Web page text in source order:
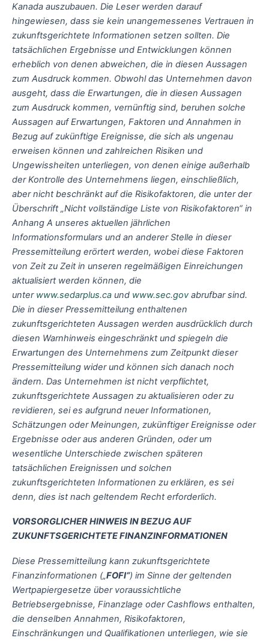
Kanada auszubauen. Die Leser werden darauf
hingewiesen, dass sie kein unangemessenes Vertrauen in
zukunftsgerichtete Informationen setzen sollten. Die
tatsächlichen Ergebnisse und Entwicklungen können
erheblich von denen abweichen, die in diesen Aussagen
zum Ausdruck kommen. Obwohl das Unternehmen davon
ausgeht, dass die Erwartungen, die in diesen Aussagen
zum Ausdruck kommen, vernünftig sind, beruhen solche
Aussagen auf Erwartungen, Faktoren und Annahmen in
Bezug auf zukünftige Ereignisse, die sich als ungenau
erweisen können und zahlreichen Risiken und
Ungewissheiten unterliegen, von denen einige außerhalb
der Kontrolle des Unternehmens liegen, einschließlich,
aber nicht beschränkt auf die Risikofaktoren, die unter der
Überschrift „Nicht vollständige Liste von Risikofaktoren“ in
Anhang A unseres aktuellen jährlichen
Informationsformulars und an anderer Stelle in dieser
Pressemitteilung erörtert werden, wobei diese Faktoren
von Zeit zu Zeit in unseren regelmäßigen Einreichungen
aktualisiert werden können, die
unter www.sedarplus.ca und www.sec.gov abrufbar sind.
Die in dieser Pressemitteilung enthaltenen
zukunftsgerichteten Aussagen werden ausdrücklich durch
diesen Warnhinweis eingeschränkt und spiegeln die
Erwartungen des Unternehmens zum Zeitpunkt dieser
Pressemitteilung wider und können sich danach noch
ändern. Das Unternehmen ist nicht verpflichtet,
zukunftsgerichtete Aussagen zu aktualisieren oder zu
revidieren, sei es aufgrund neuer Informationen,
Schätzungen oder Meinungen, zukünftiger Ereignisse oder
Ergebnisse oder aus anderen Gründen, oder um
wesentliche Unterschiede zwischen späteren
tatsächlichen Ereignissen und solchen
zukunftsgerichteten Informationen zu erklären, es sei
denn, dies ist nach geltendem Recht erforderlich.
VORSORGLICHER HINWEIS IN BEZUG AUF
ZUKUNFTSGERICHTETE FINANZINFORMATIONEN
Diese Pressemitteilung kann zukunftsgerichtete
Finanzinformationen („FOFI“) im Sinne der geltenden
Wertpapiergesetze über voraussichtliche
Betriebsergebnisse, Finanzlage oder Cashflows enthalten,
die denselben Annahmen, Risikofaktoren,
Einschränkungen und Qualifikationen unterliegen, wie sie